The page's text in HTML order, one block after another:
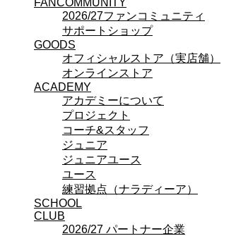
クラブ理念
クラブ情報
サステナビリティ
Web制作支援
応援プロジェクト
2026/27ファンコミュニティ
サポートショップ
GOODS
オフィシャルストア（実店舗）
オンラインストア
ACADEMY
アカデミーについて
プロジェクト
コーチ&スタッフ
ジュニア
ジュニアユース
ユース
練習拠点（ナラディーア）
SCHOOL
CLUB
2026/27 パートナー企業